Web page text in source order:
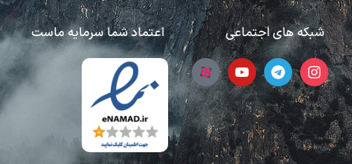
شبکه های اجتماعی اعتماد شما سرمایه ماست